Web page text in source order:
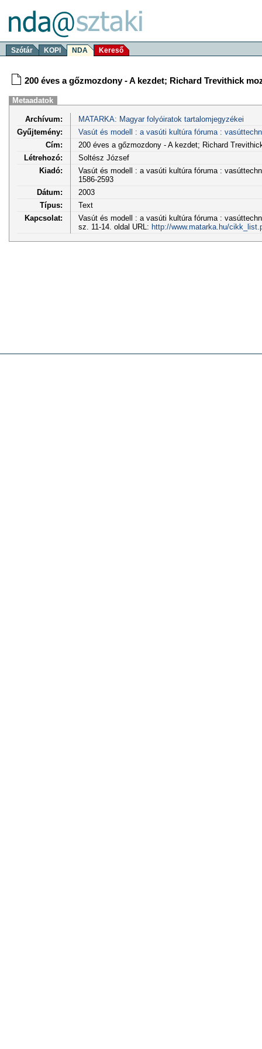
Szótár KOPI NDA Kereső
200 éves a gőzmozdony - A kezdet; Richard Trevithick
Metaadatok
Archívum:
MATARKA: Magyar folyóiratok tartalomjegyzékei
Gyűjtemény:
Vasút és modell : a vasúti kultúra fóruma :
Cím:
200 éves a gőzmozdony - A kezdet; Richard
Létrehozó:
Soltész József
Kiadó:
Vasút és modell : a vasúti kultúra fóruma :
1586-2593
Dátum:
2003
Típus:
Text
Kapcsolat:
Vasút és modell : a vasúti kultúra fóruma :
sz. 11-14. oldal URL: http://www.matarka.hu/